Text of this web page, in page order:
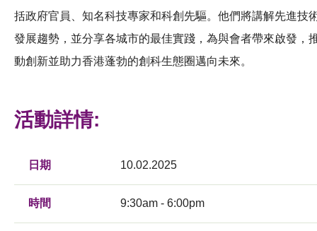
括政府官員、知名科技專家和科創先驅。他們將講解先進技
發展趨勢，並分享各城市的最佳實踐，為與會者帶來啟發，
動創新並助力香港蓬勃的創科生態圈邁向未來。
活動詳情:
日期 10.02.2025
時間 9:30am - 6:00pm